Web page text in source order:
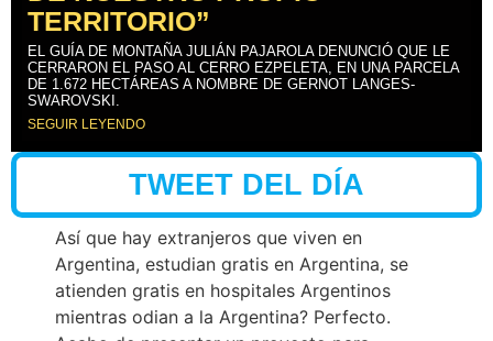
TERRITORIO”
EL GUÍA DE MONTAÑA JULIÁN PAJAROLA DENUNCIÓ QUE LE
CERRARON EL PASO AL CERRO EZPELETA, EN UNA PARCELA
DE 1.672 HECTÁREAS A NOMBRE DE GERNOT LANGES-
SWAROVSKI.
SEGUIR LEYENDO
TWEET DEL DÍA
Así que hay extranjeros que viven en
Argentina, estudian gratis en Argentina, se
atienden gratis en hospitales Argentinos
mientras odian a la Argentina? Perfecto.